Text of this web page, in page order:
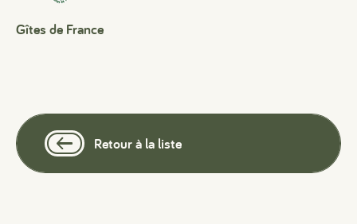
Gîtes de France
Retour à la liste